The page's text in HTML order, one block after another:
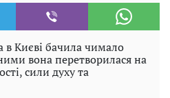
Києві бачила чимало
вона перетворилася на
сили духу та